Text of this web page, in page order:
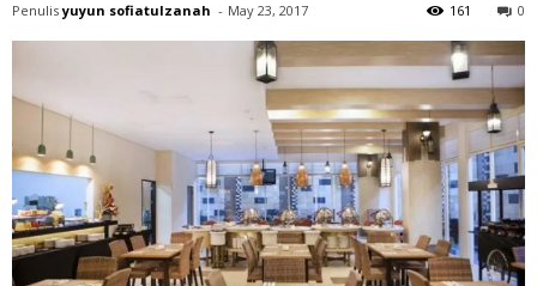
Penulisyuyun sofiatulzanah - May 23, 2017 0
161